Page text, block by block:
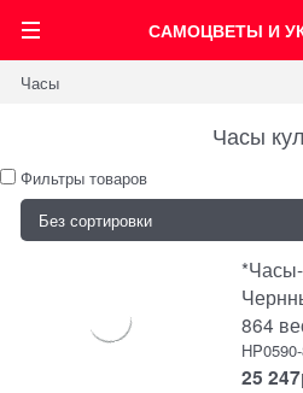
САМОЦВЕТЫ И
Часы
Часы
Фильтры товаров
864
25 247